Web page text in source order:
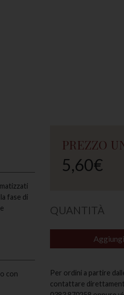
PREZZO
5,60€
QUANTITÀ
Per ordini a partire
contattare
fase di
con